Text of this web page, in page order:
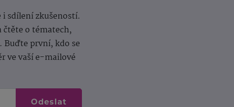
sdílení zkušeností.
čtěte o tématech,
první, kdo se
ve vaší e-mailové
Odeslat